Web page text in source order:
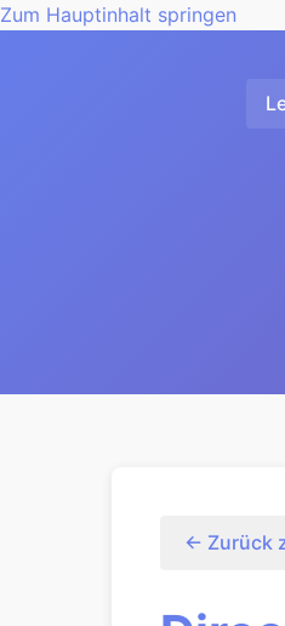
Zum Hauptinhalt springen
← Zurück